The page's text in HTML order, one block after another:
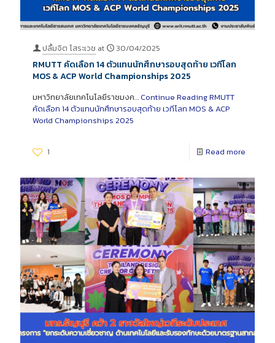
ปลื้มจิต โสระเวช at 30/04/2025
RMUTT คัดเลือก 14 ตัวแทนนักศึกษารอบสุดท้าย เวทีโลก
MOS & ACP World Championships 2025
มหาวิทยาลัยเทคโนโลยีราชมงค… Continue ReadingRMUTT
คัดเลือก 14 ตัวแทนนักศึกษารอบสุดท้าย เวทีโลก MOS & ACP
World Championships 2025
1 Read more